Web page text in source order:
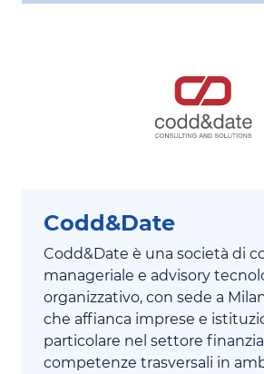
Codd&Date
Codd&Date è una società di
manageriale e advisory
organizzativo, con sede a
che affianca imprese e
particolare nel settore
competenze trasversali in